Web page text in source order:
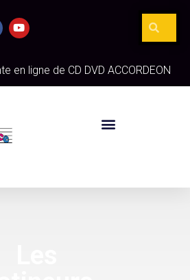
en ligne de CD DVD ACCORDEON